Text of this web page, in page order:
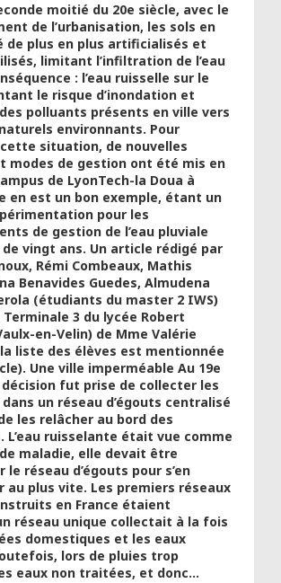
moitié du 20e siècle, avec le
de l’urbanisation, les sols en
de plus en plus artificialisés et
limitant l’infiltration de l’eau
: l’eau ruisselle sur le
le risque d’inondation et
polluants présents en ville vers
environnants. Pour
situation, de nouvelles
modes de gestion ont été mis en
de LyonTech-la Doua à
en est un bon exemple, étant un
pour les
de gestion de l’eau pluviale
vingt ans. Un article rédigé par
Rémi Combeaux, Mathis
Benavides Guedes, Almudena
(étudiants du master 2 IWS)
3 du lycée Robert
en-Velin) de Mme Valérie
liste des élèves est mentionnée
Une ville imperméable Au 19e
fut prise de collecter les
un réseau d’égouts centralisé
les relâcher au bord des
L’eau ruisselante était vue comme
maladie, elle devait être
le réseau d’égouts pour s’en
au plus vite. Les premiers réseaux
en France étaient
réseau unique collectait à la fois
domestiques et les eaux
lors de pluies trop
eaux non traitées, et donc...